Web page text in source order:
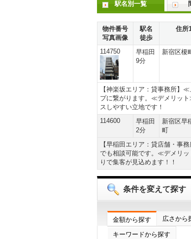
駅名別一覧
物件番号
写真画像
駅名
徒歩
住所
114750
早稲田
9分
新宿区榎
【神楽坂エリア：貸事務所】
プに繋がります。≪デメリッ
スしやすい立地です！
114600
早稲田
2分
新宿区早
町
【早稲田エリア：貸店舗・事
でも相談可能です。≪デメリ
りで集客が見込めます！！
条件を変えて探す
金額から探す 広さから
キーワードから探す